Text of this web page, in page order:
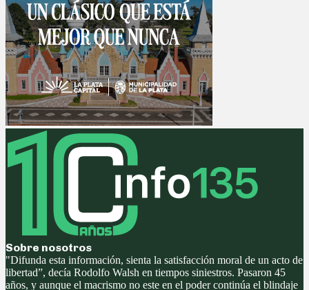
Sobre nosotros
"Difunda esta información, sienta la satisfacción moral de un acto de
libertad”, decía Rodolfo Walsh en tiempos siniestros. Pasaron 45
años, y aunque el macrismo no este en el poder continúa el blindaje